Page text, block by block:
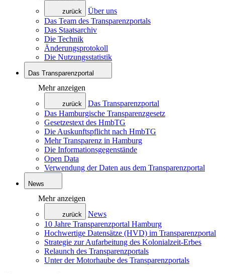
zurück
Über uns
Das Team des Transparenzportals
Das Staatsarchiv
Die Technik
Änderungsprotokoll
Die Nutzungsstatistik
Das Transparenzportal
Mehr anzeigen
zurück
Das Transparenzportal
Das Hamburgische Transparenzgesetz
Gesetzestext des HmbTG
Die Auskunftspflicht nach HmbTG
Mehr Transparenz in Hamburg
Die Informationsgegenstände
Open Data
Verwendung der Daten aus dem Transparenzportal
News
Mehr anzeigen
zurück
News
10 Jahre Transparenzportal Hamburg
Hochwertige Datensätze (HVD) im Transparenzportal
Strategie zur Aufarbeitung des Kolonialzeit-Erbes
Relaunch des Transparenzportals
Unter der Motorhaube des Transparenzportals